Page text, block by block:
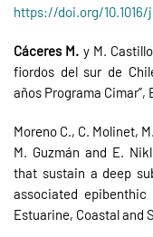
https://doi.org/10.1016/
Cáceres M. y M.
fiordos del sur de
años Programa
Moreno C., C. Molinet,
M. Guzmán and E.
that sustain a deep
associated
Estuarine, Coastal and